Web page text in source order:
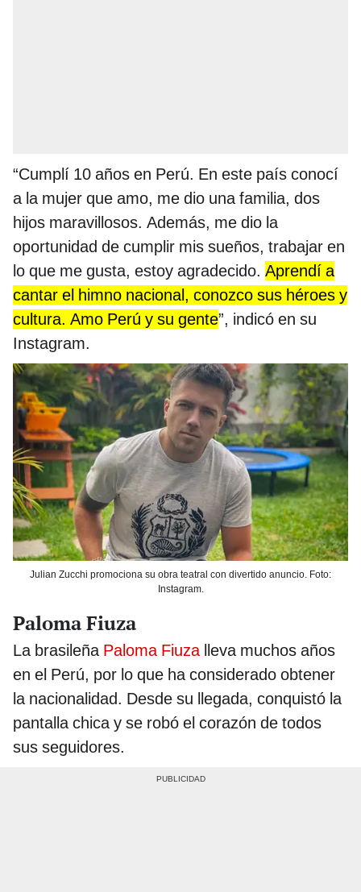
“Cumplí 10 años en Perú. En este país conocí
a la mujer que amo, me dio una familia, dos
hijos maravillosos. Además, me dio la
oportunidad de cumplir mis sueños, trabajar en
lo que me gusta, estoy agradecido. Aprendí a
cantar el himno nacional, conozco sus héroes y
cultura. Amo Perú y su gente”, indicó en su
Instagram.
Julian Zucchi promociona su obra teatral con divertido anuncio. Foto:
Instagram.
Paloma Fiuza
La brasileña Paloma Fiuzalleva muchos años
en el Perú, por lo que ha considerado obtener
la nacionalidad. Desde su llegada, conquistó la
pantalla chica y se robó el corazón de todos
sus seguidores.